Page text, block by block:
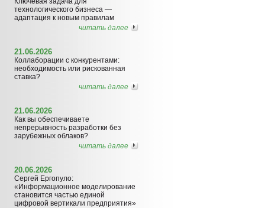
технологического бизнеса —
адаптация к новым правилам
читать далее
21.06.2026
Коллаборации с конкурентами:
необходимость или рискованная
ставка?
читать далее
21.06.2026
Как вы обеспечиваете
непрерывность разработки без
зарубежных облаков?
читать далее
20.06.2026
Сергей Ергопуло:
«Информационное моделирование
становится частью единой
цифровой вертикали предприятия»